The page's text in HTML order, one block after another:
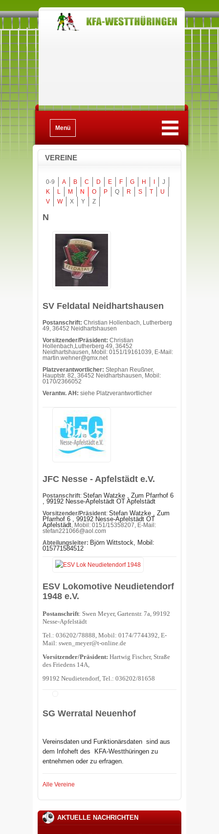
Menü
VEREINE
0-9 A B C D E F G H
J
K
L M N O P Q R S T
U
V
W X Y Z
N
SV Feldatal Neidhartshausen
Postanschrift: Christian Hollenbach, Lutherberg
49, 36452 Neidhartshausen
Vorsitzender/Präsident: Christian
Hollenbach,Lutherberg 49, 36452
Neidhartshausen, Mobil: 0151/19161039, E-Mail:
martin.wehner@gmx.net
Platzverantwortlicher: Stephan Reußner,
Hauptstr. 82, 36452 Neidhartshausen, Mobil:
0170/2366052
Verantw. AH: siehe Platzverantwortlicher
JFC Nesse - Apfelstädt e.V.
Postanschrift: Stefan Watzke , Zum Pfarrhof 6
, 99192 Nesse-Apfelstädt OT Apfelstädt
Vorsitzender/Präsident: Stefan Watzke , Zum
Pfarrhof 6 , 99192 Nesse-Apfelstädt OT
Apfelstädt, Mobil: 0151/15358207, E-Mail:
stefan221066@aol.com
Abteilungsleiter: Björn Wittstock, Mobil :
015771584512
ESV Lokomotive Neudietendorf
1948 e.V.
Postanschrift: Swen Meyer, Gartenstr. 7a, 99192
Nesse-Apfelstädt
Tel.: 036202/78888, Mobil: 0174/7744392, E-
Mail: swen_meyer@t-online.de
Vorsitzender/Präsident: Hartwig Fischer, Straße
des Friedens 14A,
99192 Neudietendorf, Tel.: 036202/81658
SG Werratal Neuenhof
Vereinsdaten und Funktionärsdaten sind aus
dem Infoheft des
KFA-Westthüringen zu
entnehmen oder zu erfragen.
Alle Vereine
AKTUELLE NACHRICHTEN